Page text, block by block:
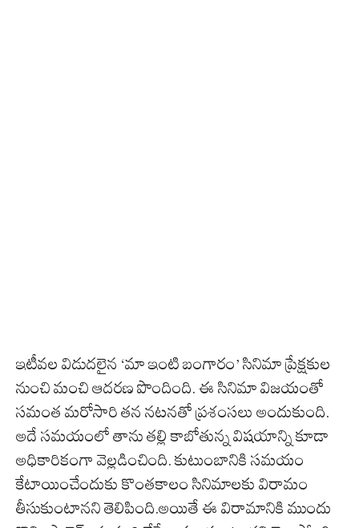
ఇటీవల విడుదలైన ‘మా ఇంటి బంగారం’ సినిమా ప్రేక్షకుల
నుంచి మంచి ఆదరణ పొందింది. ఈ సినిమా విజయంతో
సమంత మరోసారి తన నటనతో ప్రశంసలు అందుకుంది.
అదే సమయంలో తాను తల్లి కాబోతున్న విషయాన్ని కూడా
అధికారికంగా వెల్లడించింది. కుటుంబానికి సమయం
కేటాయించేందుకు కొంతకాలం సినిమాలకు విరామం
తీసుకుంటానని తెలిపింది.అయితే ఈ విరామానికి ముందు